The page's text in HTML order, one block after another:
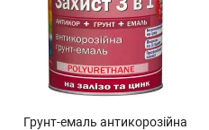
Грунт-емаль антикорозійна